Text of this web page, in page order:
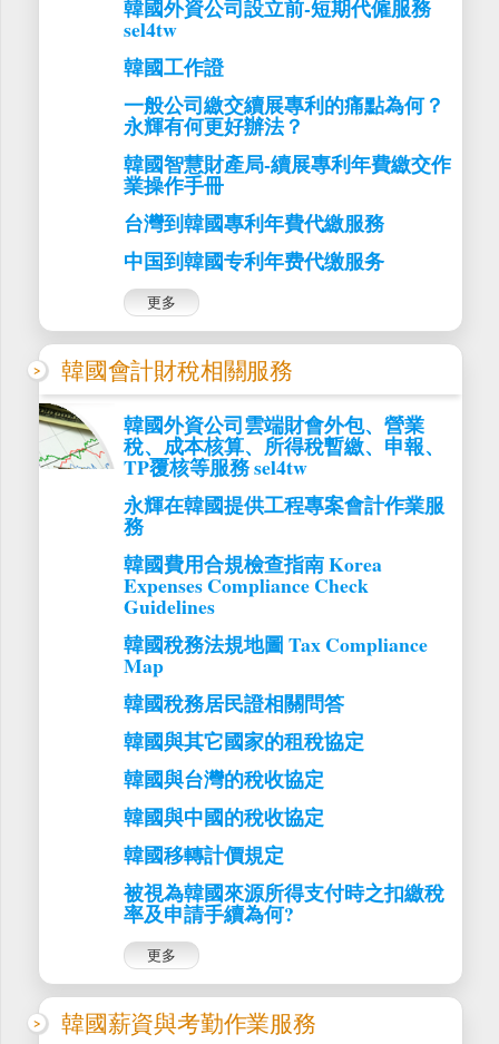
韓國外資公司設立前-短期代僱服務
sel4tw
韓國工作證
一般公司繳交續展專利的痛點為何？
永輝有何更好辦法？
韓國智慧財產局-續展專利年費繳交作
業操作手冊
台灣到韓國專利年費代繳服務
中国到韓國专利年费代缴服务
更多
韓國會計財稅相關服務
韓國外資公司雲端財會外包、營業
稅、成本核算、所得稅暫繳、申報、
TP覆核等服務 sel4tw
永輝在韓國提供工程專案會計作業服
務
韓國費用合規檢查指南 Korea
Expenses Compliance Check
Guidelines
韓國稅務法規地圖 Tax Compliance
Map
韓國稅務居民證相關問答
韓國與其它國家的租稅協定
韓國與台灣的稅收協定
韓國與中國的稅收協定
韓國移轉計價規定
被視為韓國來源所得支付時之扣繳稅
率及申請手續為何?
更多
韓國薪資與考勤作業服務